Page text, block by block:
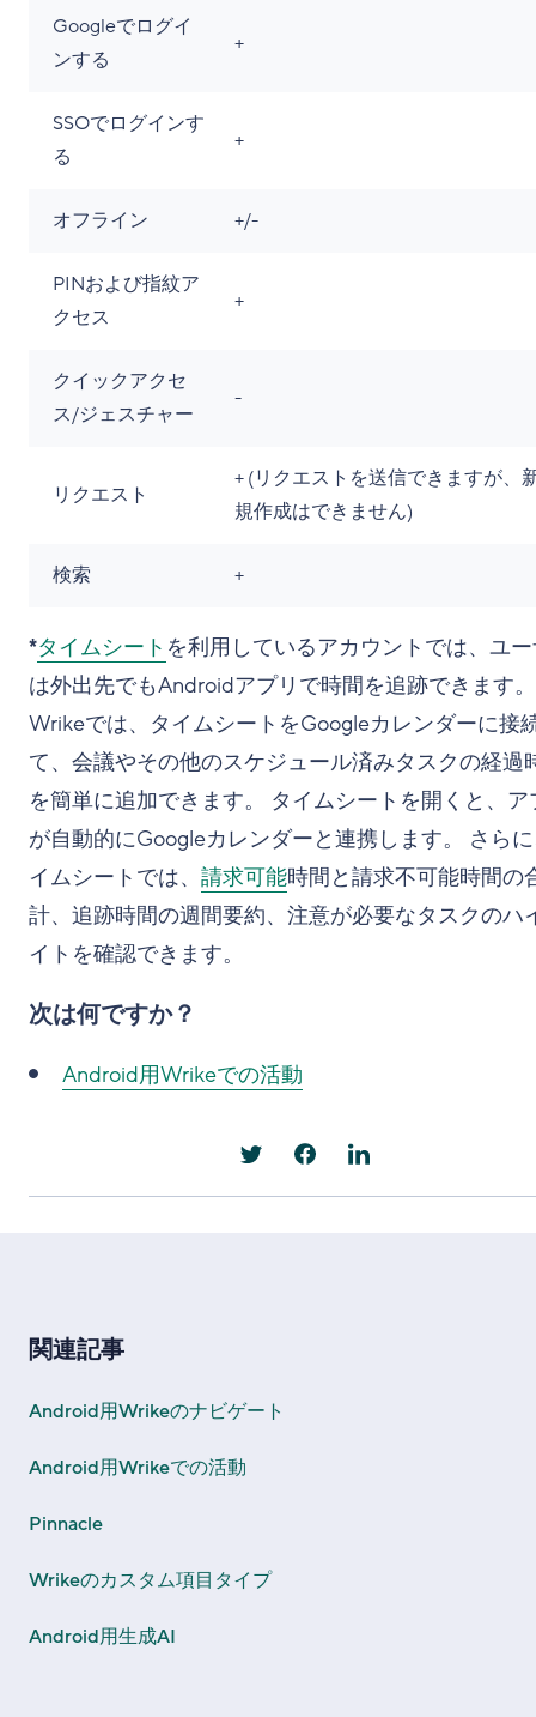
Googleでログイ
ンする
+
SSOでログインす
る
+
オフライン +/-
PINおよび指紋ア
クセス
+
クイックアクセ
ス/ジェスチャー
-
リクエスト
+ (リクエストを送信できますが、
規作成はできません)
検索 +
*タイムシート を利用しているアカウントでは、ユ
は外出先でもAndroidアプリで時間を追跡できます。
Wrikeでは、タイムシートをGoogleカレンダーに接
て、会議やその他のスケジュール済みタスクの経過
を簡単に追加できます。 タイムシートを開くと、ア
が自動的にGoogleカレンダーと連携します。 さら
イムシートでは、 請求可能時間と請求不可能時間の
計、追跡時間の週間要約、注意が必要なタスクのハ
イトを確認できます。
次は何ですか？
Android用Wrikeでの活動
関連記事
Android用Wrikeのナビゲート
Android用Wrikeでの活動
Pinnacle
Wrikeのカスタム項目タイプ
Android用生成AI